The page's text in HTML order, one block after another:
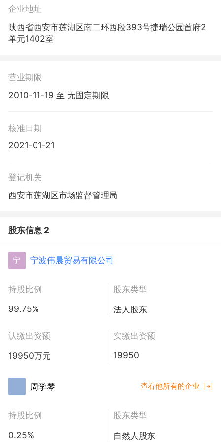
企业地址
陕西省西安市莲湖区南二环西段393号捷瑞公园首府2
单元1402室
营业期限
2010-11-19 至 无固定期限
核准日期
2021-01-21
登记机关
西安市莲湖区市场监督管理局
股东信息 2
宁 宁波伟晨贸易有限公司
持股比例
99.75%
股东类型
法人股东
认缴出资额
19950万元
实缴出资额
19950
周学琴 查看他所有的企业
持股比例
0.25%
股东类型
自然人股东